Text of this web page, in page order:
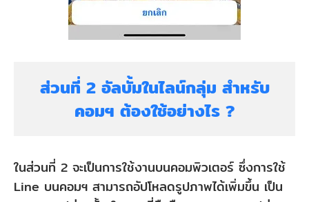
ส่วนที่ 2 อัลบั้มในไลน์กลุ่ม สำหรับ
คอมฯ ต้องใช้อย่างไร ?
ในส่วนที่ 2 จะเป็นการใช้งานบนคอมพิวเตอร์ ซึ่งการใช้
Line บนคอมฯ สามารถอัปโหลดรูปภาพได้เพิ่มขึ้น เป็น